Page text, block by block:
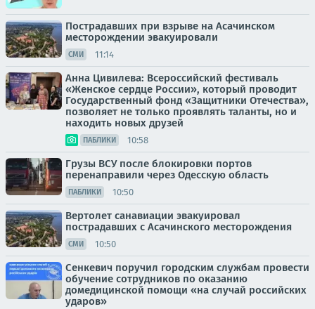
Пострадавших при взрыве на Асачинском
месторождении эвакуировали
СМИ 11:14
Анна Цивилева: Всероссийский фестиваль
«Женское сердце России», который проводит
Государственный фонд «Защитники Отечества»,
позволяет не только проявлять таланты, но и
находить новых друзей
ПАБЛИКИ 10:58
Грузы ВСУ после блокировки портов
перенаправили через Одесскую область
ПАБЛИКИ 10:50
Вертолет санавиации эвакуировал
пострадавших с Асачинского месторождения
СМИ 10:50
Сенкевич поручил городским службам провести
обучение сотрудников по оказанию
домедицинской помощи «на случай российских
ударов»